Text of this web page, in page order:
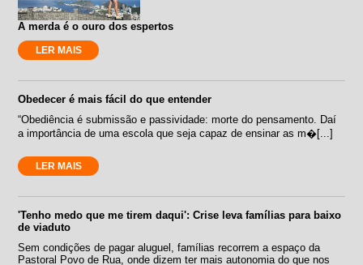
A merda é o ouro dos espertos
LER MAIS
Obedecer é mais fácil do que entender
“Obediência é submissão e passividade: morte do pensamento. Daí
a importância de uma escola que seja capaz de ensinar as m�[...]
LER MAIS
'Tenho medo que me tirem daqui': Crise leva famílias para baixo
de viaduto
Sem condições de pagar aluguel, famílias recorrem a espaço da
Pastoral Povo de Rua, onde dizem ter mais autonomia do que nos